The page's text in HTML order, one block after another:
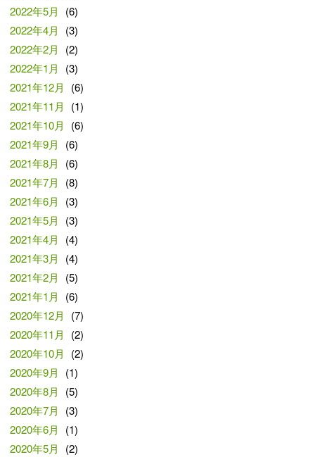
2022年5月
(6)
2022年4月
(3)
2022年2月
(2)
2022年1月
(3)
2021年12月
(6)
2021年11月
(1)
2021年10月
(6)
2021年9月
(6)
2021年8月
(6)
2021年7月
(8)
2021年6月
(3)
2021年5月
(3)
2021年4月
(4)
2021年3月
(4)
2021年2月
(5)
2021年1月
(6)
2020年12月
(7)
2020年11月
(2)
2020年10月
(2)
2020年9月
(1)
2020年8月
(5)
2020年7月
(3)
2020年6月
(1)
2020年5月
(2)